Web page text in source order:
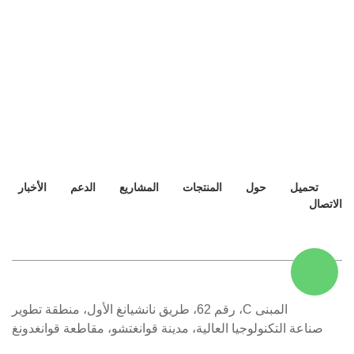
تحميل حول المنتجات المشاريع الدعم
الأخبار
الاتصال
المبنى C، رقم 62، طريق نانشيانغ الأول، منطقة تطوير
صناعة التكنولوجيا العالية، مدينة قوانغتشو، مقاطعة قوانغدونغ